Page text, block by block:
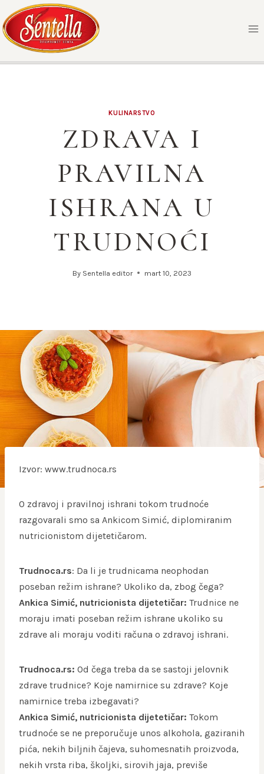
Skip
to
content
KULINARSTVO
ZDRAVA I
PRAVILNA
ISHRANA U
TRUDNOĆI
By Sentella editor mart 10, 2023
Izvor: www.trudnoca.rs
O zdravoj i pravilnoj ishrani tokom trudnoće
razgovarali smo sa Ankicom Simić, diplomiranim
nutricionistom dijetetičarom.
Trudnoca.rs: Da li je trudnicama neophodan
poseban režim ishrane? Ukoliko da, zbog čega?
Ankica Simić, nutricionista dijetetičar: Trudnice ne
moraju imati poseban režim ishrane ukoliko su
zdrave ali moraju voditi računa o zdravoj ishrani.
Trudnoca.rs: Od čega treba da se sastoji jelovnik
zdrave trudnice? Koje namirnice su zdrave? Koje
namirnice treba izbegavati?
Ankica Simić, nutricionista dijetetičar: Tokom
trudnoće se ne preporučuje unos alkohola, gaziranih
pića, nekih biljnih čajeva, suhomesnatih proizvoda,
nekih vrsta riba, školjki, sirovih jaja, previše